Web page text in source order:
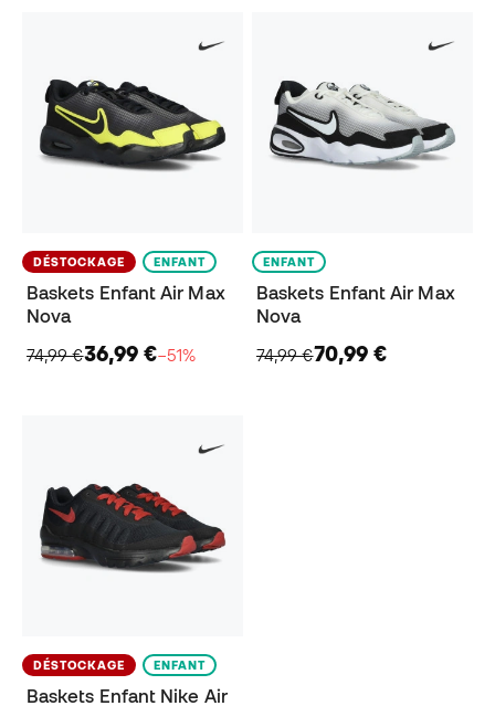
DÉSTOCKAGE ENFANT
Baskets Enfant Air Max
Nova
74,99 €36,99 €−51%
ENFANT
Baskets Enfant Air Max
Nova
74,99 €70,99 €
DÉSTOCKAGE ENFANT
Baskets Enfant Nike Air